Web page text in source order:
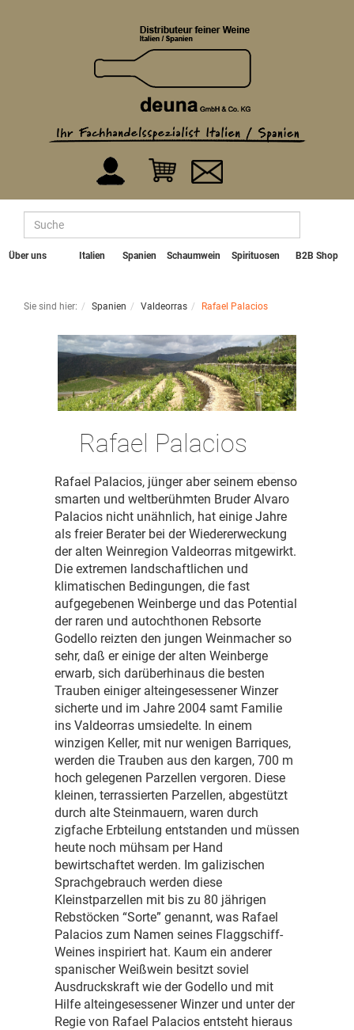
Über uns Italien Spanien Schaumwein Spirituosen B2B Shop
Sie sind hier: Spanien Valdeorras Rafael Palacios
Rafael Palacios
Rafael Palacios, jünger aber seinem ebenso
smarten und weltberühmten Bruder Alvaro
Palacios nicht unähnlich, hat einige Jahre
als freier Berater bei der Wiedererweckung
der alten Weinregion Valdeorras mitgewirkt.
Die extremen landschaftlichen und
klimatischen Bedingungen, die fast
aufgegebenen Weinberge und das Potential
der raren und autochthonen Rebsorte
Godello reizten den jungen Weinmacher so
sehr, daß er einige der alten Weinberge
erwarb, sich darüberhinaus die besten
Trauben einiger alteingesessener Winzer
sicherte und im Jahre 2004 samt Familie
ins Valdeorras umsiedelte. In einem
winzigen Keller, mit nur wenigen Barriques,
werden die Trauben aus den kargen, 700 m
hoch gelegenen Parzellen vergoren. Diese
kleinen, terrassierten Parzellen, abgestützt
durch alte Steinmauern, waren durch
zigfache Erbteilung entstanden und müssen
heute noch mühsam per Hand
bewirtschaftet werden. Im galizischen
Sprachgebrauch werden diese
Kleinstparzellen mit bis zu 80 jährigen
Rebstöcken “Sorte” genannt, was Rafael
Palacios zum Namen seines Flaggschiff-
Weines inspiriert hat. Kaum ein anderer
spanischer Weißwein besitzt soviel
Ausdruckskraft wie der Godello und mit
Hilfe alteingesessener Winzer und unter der
Regie von Rafael Palacios entsteht hieraus